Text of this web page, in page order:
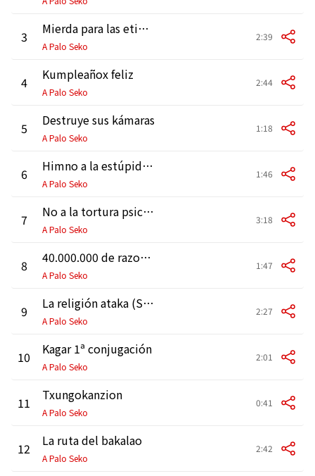
3 Mierda para las etiketas
A Palo Seko
2:39
4 Kumpleañox feliz
A Palo Seko
2:44
5 Destruye sus kámaras
A Palo Seko
1:18
6 Himno a la estúpida alegría
A Palo Seko
1:46
7 No a la tortura psicológica, no al regreso de los pecos
A Palo Seko
3:18
8 40.000.000 de razones
A Palo Seko
1:47
9 La religión ataka (Síndrome tóxico)
A Palo Seko
2:27
10 Kagar 1ª conjugación
A Palo Seko
2:01
11 Txungokanzion
A Palo Seko
0:41
12 La ruta del bakalao
A Palo Seko
2:42